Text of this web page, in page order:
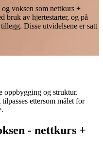
voksen som nettkurs +
bruk av hjertestarter, og på
Disse utvidelsene er satt
oppbygging og struktur.
ettersom målet for
- nettkurs +